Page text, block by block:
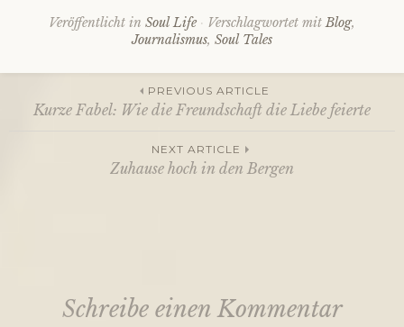
Menschen, deren
Bekanntschaft mich
tauchen auf, wenn ich sie
Veröffentlicht in Soul Life Verschlagwortet mit Blog,
Journalismus, Soul Tales
Beitragsnavigation
PREVIOUS ARTICLE
Kurze Fabel: Wie die Freundschaft die Liebe feierte
NEXT ARTICLE
Zuhause hoch in den Bergen
Schreibe einen Kommentar